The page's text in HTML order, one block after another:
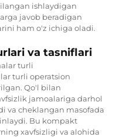
ishlaydigan
javob beradigan
ham o'z ichiga oladi.
va tasniflari
turli
turli operatsion
Qo'l bilan
jamoalariga darhol
va cheklangan masofada
Bu kompakt
xavfsizligi va alohida